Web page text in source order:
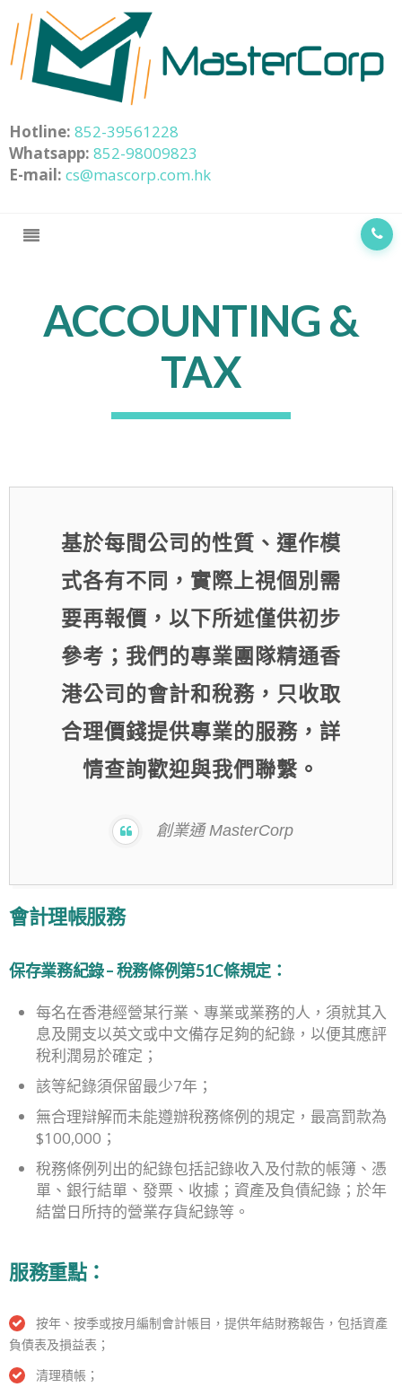
Hotline: 852-39561228
Whatsapp: 852-98009823
E-mail: cs@mascorp.com.hk
ACCOUNTING &
TAX
基於每間公司的性質、運作模
式各有不同，實際上視個別需
要再報價，以下所述僅供初步
參考；我們的專業團隊精通香
港公司的會計和稅務，只收取
合理價錢提供專業的服務，詳
情查詢歡迎與我們聯繫。
創業通 MasterCorp
會計理帳服務
保存業務紀錄 – 稅務條例第51C條規定：
每名在香港經營某行業、專業或業務的人，須就其入
息及開支以英文或中文備存足夠的紀錄，以便其應評
稅利潤易於確定；
該等紀錄須保留最少7年；
無合理辯解而未能遵辦稅務條例的規定，最高罰款為
$100,000；
稅務條例列出的紀錄包括記錄收入及付款的帳簿、憑
單、銀行結單、發票、收據；資產及負債紀錄；於年
結當日所持的營業存貨紀錄等。
服務重點：
按年、按季或按月編制會計帳目，提供年結財務報告，包括資產
負債表及損益表；
清理積帳；